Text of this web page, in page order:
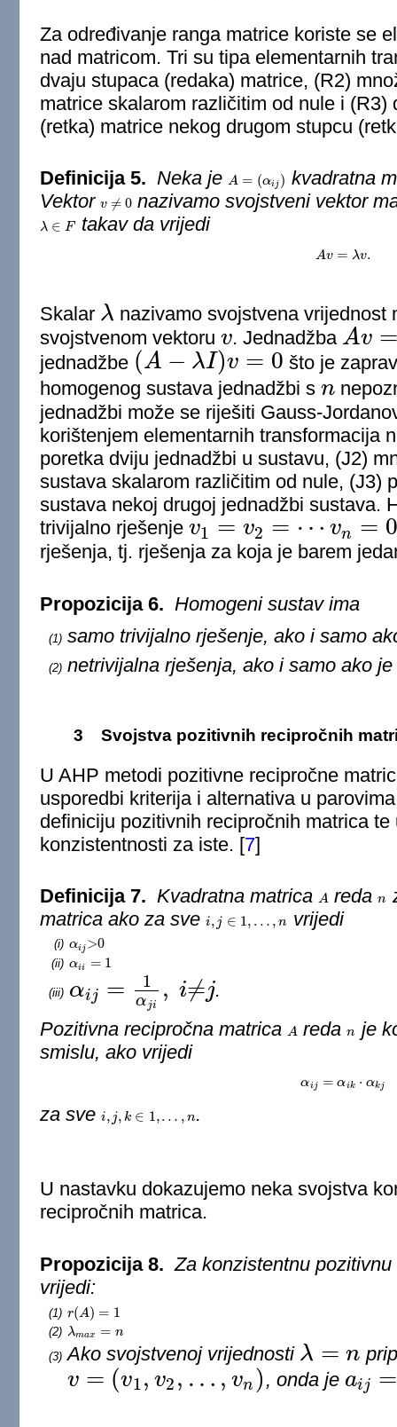
Za određivanje ranga matrice koriste se
nad matricom. Tri su tipa elementarnih
dvaju stupaca (redaka) matrice, (R2)
matrice skalarom različitim od nule i (R3)
(retka) matrice nekog drugom stupcu
Definicija 5. Neka jeA = (αij )
A=(α j)
kvadratna
Vektor v ≠ 0
v≠0 nazivamo svojstveni vektor
λ ∈ F
λ∈F takav da vrijedi
Av = λv.
Av=λv.
Skalar λ
λ
nazivamo svojstvena vrijednost
svojstvenom vektoru v
v . Jednadžba Av =
Av=λv
jednadžbe (A − λI)v = 0
(A−λI v=0
što je
homogenog sustava jednadžbi s n
n
jednadžbi može se riješiti Gauss-
korištenjem elementarnih transformacija
poretka dviju jednadžbi u sustavu, (J2)
sustava skalarom različitim od nule, (J3)
sustava nekoj drugoj jednadžbi sustava.
trivijalno rješenje v1 = v2 = ⋯ vn = 0
v1= 2=⋯ vn=0
rješenja, tj. rješenja za koja je barem
Propozicija 6. Homogeni sustav ima
(1) samo trivijalno rješenje, ako i samo
(2) netrivijalna rješenja, ako i samo ako
3 Svojstva pozitivnih recipročnih
U AHP metodi pozitivne recipročne
usporedbi kriterija i alternativa u
definiciju pozitivnih recipročnih matrica te
konzistentnosti za iste. [7]
Definicija 7. Kvadratna matricaA
A redan
n
matrica ako za sve i, j ∈ 1, … , n
i,j∈ 1,…,n vrijedi
(i) αij >0
αij>0
(ii) αii = 1
αii= 1
(iii) αij = 1
αji
, i≠j
αij=1α i, i≠j
.
Pozitivna recipročna matrica A
A reda n
n
je
smislu, ako vrijedi
αij = αik ⋅ αkj
α ij= αik⋅αkj
za sve i, j, k ∈ 1 , … , n
i,j,k∈1 ,…,n .
U nastavku dokazujemo neka svojstva
recipročnih matrica.
Propozicija 8. Za konzistentnu
vrijedi:
(1) r(A) = 1
r(A)=1
(2) λmax = n
λmax =n
(3) Ako svojstvenoj vrijednosti λ = n
λ=
v = (v1, v2 , … , vn )
v= v1,v 2, …,v ) , onda je aij =
aij= vi j